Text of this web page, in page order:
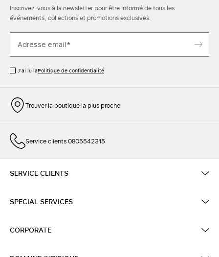
Inscrivez-vous à la newsletter pour être informé de tous les
événements, collections et promotions exclusives.
J’ai lu laPolitique de confidentialité
Trouver la boutique la plus proche
Service clients 0805542315
SERVICE CLIENTS
SPECIAL SERVICES
CORPORATE